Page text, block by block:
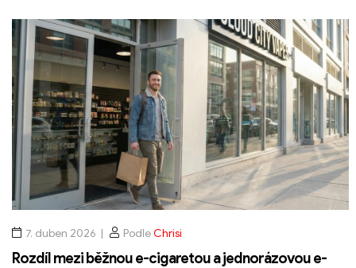
7. duben 2026 PodleChrisi
Rozdíl mezi běžnou e-cigaretou a jednorázovou e-